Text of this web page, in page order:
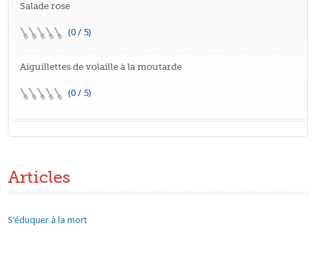
Salade rose
(0 / 5)
Aiguillettes de volaille à la moutarde
(0 / 5)
Articles
S’éduquer à la mort